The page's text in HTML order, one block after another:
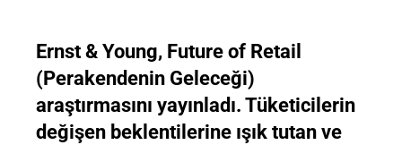
Ernst & Young, Future of Retail
(Perakendenin Geleceği)
araştırmasını yayınladı. Tüketicilerin
değişen beklentilerine ışık tutan ve